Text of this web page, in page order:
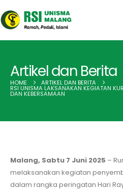
Artikel dan Berita
HOME ARTIKEL DAN BERITA
RSI UNISMA LAKSANAKAN KEGIATAN
DAN KEBERSAMAAN
Malang, Sabtu 7 Juni 2025 –
melaksanakan kegiatan
dalam rangka peringatan Hari